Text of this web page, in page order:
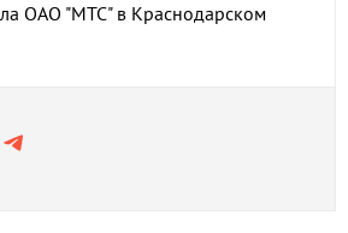
ОАО "МТС" в Краснодарском